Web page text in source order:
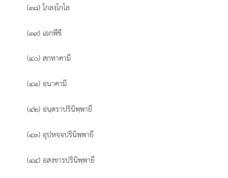
(๓๘) โกลงฺโกโล
(๓๙) เอกพีชี
(๔๐) สกทาคามี
(๔๑) อนาคามี
(๔๒) อนฺตราปรินิพฺพายี
(๔๓) อุปหจฺจปรินิพฺพายี
(๔๔) อสงฺขารปรินิพฺพายี